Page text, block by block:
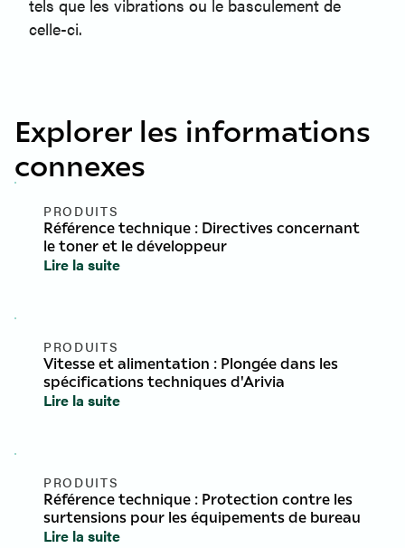
tels que les vibrations ou le basculement de
celle-ci.
Explorer les informations
connexes
PRODUITS
Référence technique : Directives concernant
le toner et le développeur
Lire la suite
PRODUITS
Vitesse et alimentation : Plongée dans les
spécifications techniques d'Arivia
Lire la suite
PRODUITS
Référence technique : Protection contre les
surtensions pour les équipements de bureau
Lire la suite